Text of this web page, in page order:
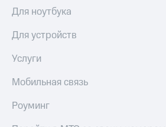
Для ноутбука
Для устройств
Услуги
Мобильная связь
Роуминг